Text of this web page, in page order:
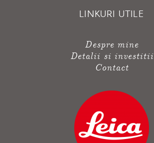
LINKURI UTILE
Despre mine
Detalii si investitii
Contact